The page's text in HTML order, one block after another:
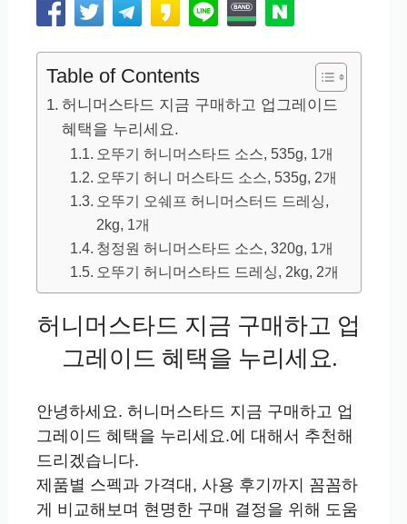
Table of Contents
허니머스타드 지금 구매하고 업그레이드
혜택을 누리세요.
오뚜기 허니머스타드 소스, 535g, 1개
오뚜기 허니 머스타드 소스, 535g, 2개
오뚜기 오쉐프 허니머스터드 드레싱,
2kg, 1개
청정원 허니머스타드 소스, 320g, 1개
오뚜기 허니머스타드 드레싱, 2kg, 2개
허니머스타드 지금 구매하고 업
그레이드 혜택을 누리세요.
안녕하세요. 허니머스타드 지금 구매하고 업
그레이드 혜택을 누리세요.에 대해서 추천해
드리겠습니다.
제품별 스펙과 가격대, 사용 후기까지 꼼꼼하
게 비교해보며 현명한 구매 결정을 위해 도움